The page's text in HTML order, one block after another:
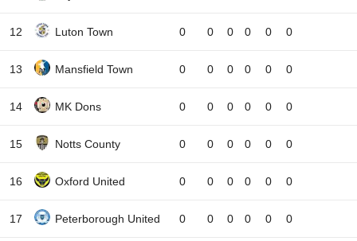
12 Luton Town 0 0 0 0 0 0
13 Mansfield Town 0 0 0 0 0 0
14 MK Dons 0 0 0 0 0 0
15 Notts County 0 0 0 0 0 0
16 Oxford United 0 0 0 0 0 0
17 Peterborough United 0 0 0 0 0 0